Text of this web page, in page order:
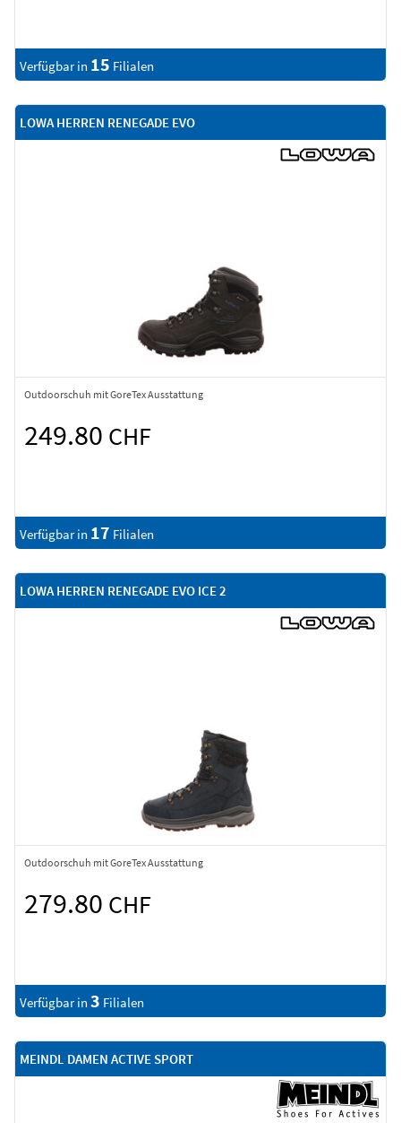
Verfügbar in 15 Filialen
LOWA HERREN RENEGADE EVO
Outdoorschuh mit GoreTex Ausstattung
249.80 CHF
Verfügbar in 17 Filialen
LOWA HERREN RENEGADE EVO ICE 2
Outdoorschuh mit GoreTex Ausstattung
279.80 CHF
Verfügbar in 3 Filialen
MEINDL DAMEN ACTIVE SPORT